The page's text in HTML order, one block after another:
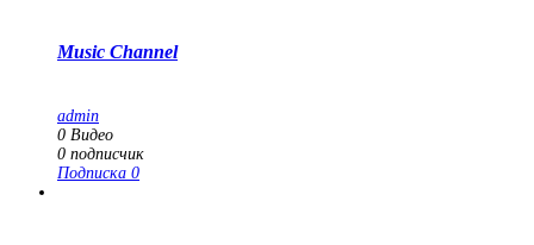
Music Channel
admin
0 Видео
0 подписчик
Подписка 0